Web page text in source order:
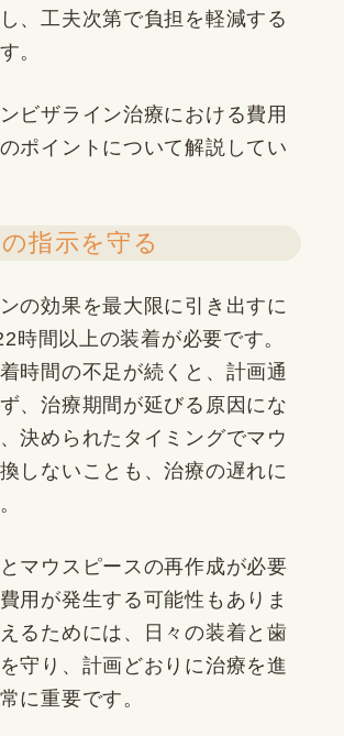
、工夫次第で負担を軽減する
。
ビザライン治療における費用
ポイントについて解説してい
指示を守る
の効果を最大限に引き出すに
時間以上の装着が必要です。
時間の不足が続くと、計画通
、治療期間が延びる原因にな
決められたタイミングでマウ
しないことも、治療の遅れに
マウスピースの再作成が必要
用が発生する可能性もありま
るためには、日々の装着と歯
守り、計画どおりに治療を進
に重要です。